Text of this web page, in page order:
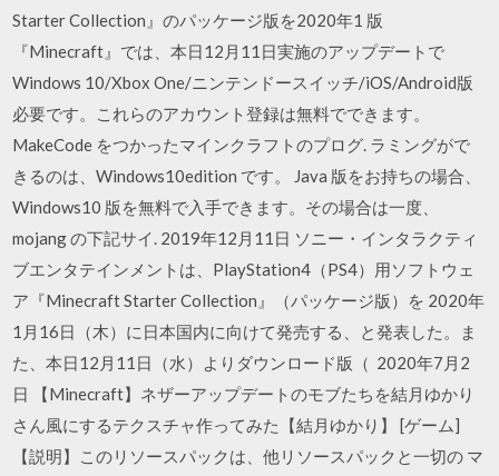
Starter Collection』のパッケージ版を2020年1 版
『Minecraft』では、本日12月11日実施のアップデートで
Windows 10/Xbox One/ニンテンドースイッチ/iOS/Android版
必要です。これらのアカウント登録は無料でできます。
MakeCode をつかったマインクラフトのプログ. ラミングがで
きるのは、Windows10edition です。 Java 版をお持ちの場合、
Windows10 版を無料で入手できます。その場合は一度、
mojang の下記サイ. 2019年12月11日 ソニー・インタラクティ
ブエンタテインメントは、PlayStation4（PS4）用ソフトウェ
ア『Minecraft Starter Collection』（パッケージ版）を 2020年
1月16日（木）に日本国内に向けて発売する、と発表した。ま
た、本日12月11日（水）よりダウンロード版（ 2020年7月2
日 【Minecraft】ネザーアップデートのモブたちを結月ゆかり
さん風にするテクスチャ作ってみた【結月ゆかり】 [ゲーム]
【説明】このリソースパックは、他リソースパックと一切の マ